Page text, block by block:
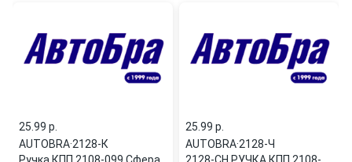
25.99 p.
AUTOBRA·2128-К
25.99 p.
AUTOBRA·2128-Ч